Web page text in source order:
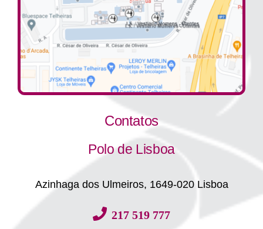
Contatos
Polo de Lisboa
Azinhaga dos Ulmeiros, 1649-020 Lisboa
217 519 777